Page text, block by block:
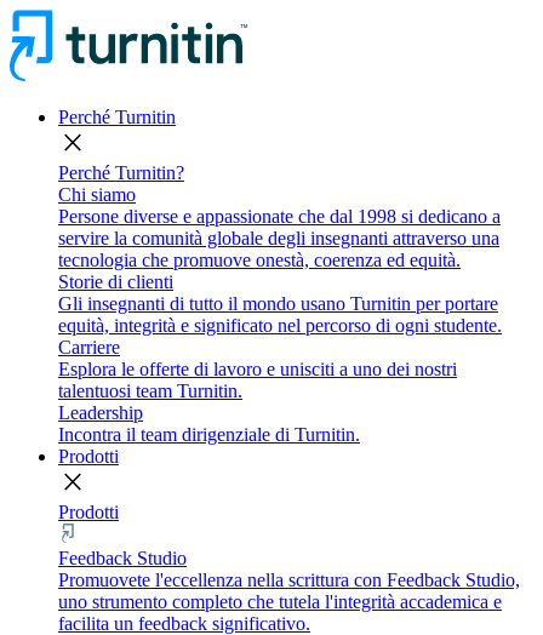
Perché Turnitin
close
Perché Turnitin?
Chi siamo
Persone diverse e appassionate che dal 1998 si dedicano a
servire la comunità globale degli insegnanti attraverso una
tecnologia che promuove onestà, coerenza ed equità.
Storie di clienti
Gli insegnanti di tutto il mondo usano Turnitin per portare
equità, integrità e significato nel percorso di ogni studente.
Carriere
Esplora le offerte di lavoro e unisciti a uno dei nostri
talentuosi team Turnitin.
Leadership
Incontra il team dirigenziale di Turnitin.
Prodotti
close
Prodotti
Feedback Studio
Promuovete l'eccellenza nella scrittura con Feedback Studio,
uno strumento completo che tutela l'integrità accademica e
facilita un feedback significativo.